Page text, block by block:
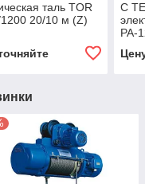
таль TOR
1200 20/10 м (Z)
С
PA-